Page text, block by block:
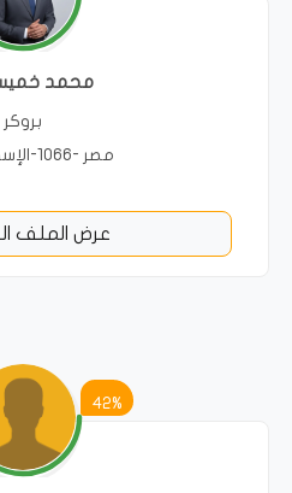
محمد
بروكر
مصر -1066-الإسكندرية
عرض الملف
42%